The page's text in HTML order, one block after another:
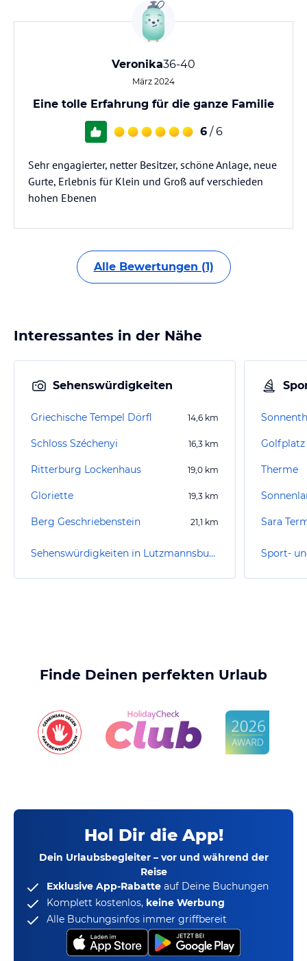
Veronika36-40
März 2024
Eine tolle Erfahrung für die ganze Familie
6 / 6
Sehr engagierter, netter Besitzer, schöne Anlage, neue
Gurte, Erlebnis für Klein und Groß auf verschieden
hohen Ebenen
Alle Bewertungen (1)
Interessantes in der Nähe
Sehenswürdigkeiten
Griechische Tempel Dörfl 14,6 km
Schloss Széchenyi 16,3 km
Ritterburg Lockenhaus 19,0 km
Gloriette 19,3 km
Berg Geschriebenstein 21,1 km
Sehenswürdigkeiten in Lutzmannsburg
Therme
Sara
Finde Deinen perfekten Urlaub
Hol Dir die App!
Dein Urlaubsbegleiter – vor und während der
Reise
Exklusive App-Rabatte auf Deine Buchungen
Komplett kostenlos, keine Werbung
Alle Buchungsinfos immer griffbereit